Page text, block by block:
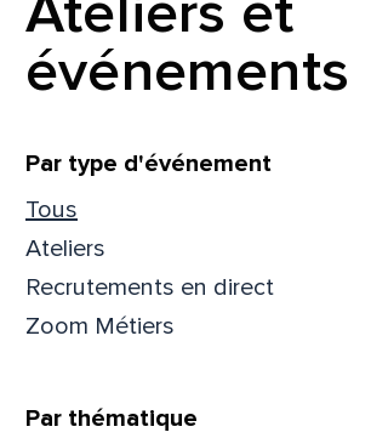
événements
Filtrer
Par type d'événement
Tous
Ateliers
Recrutements en direct
Zoom Métiers
Par thématique